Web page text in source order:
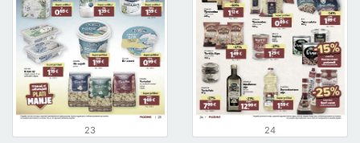
23 24